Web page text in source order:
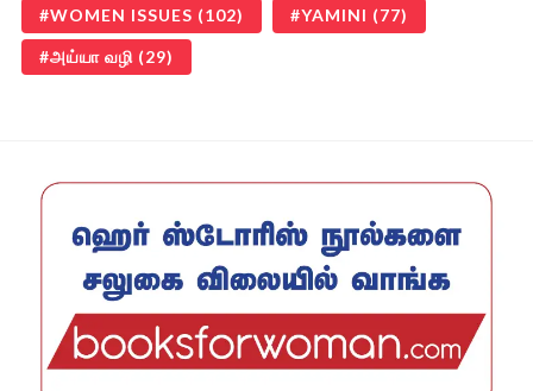
WOMEN ISSUES (102) YAMINI (77)
அய்யா வழி (29)